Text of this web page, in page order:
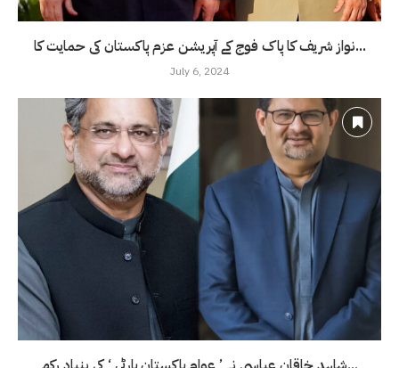
نواز شریف کا پاک فوج کے آپریشن عزم پاکستان کی حمایت کا...
July 6, 2024